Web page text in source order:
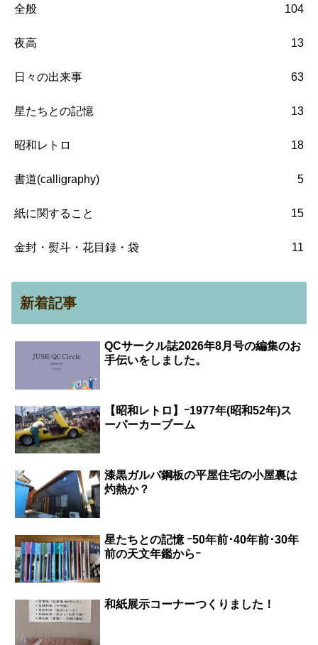
全般 104
夜高 13
日々の出来事 63
星たちとの記憶 13
昭和レトロ 18
書道(calligraphy) 5
紙に関すること 15
金封・熨斗・花目録・袋 11
新着記事
QCサークル誌2026年8月号の編集のお
手伝いをしました。
【昭和レトロ】ｰ1977年(昭和52年)ス
ーパーカーブーム
漆黒ガルバ鋼板の平屋住宅の小屋裏は
灼熱か？
星たちとの記憶 ｰ50年前･40年前･30年
前の天文年鑑からｰ
和紙展示コーナーつくりました！